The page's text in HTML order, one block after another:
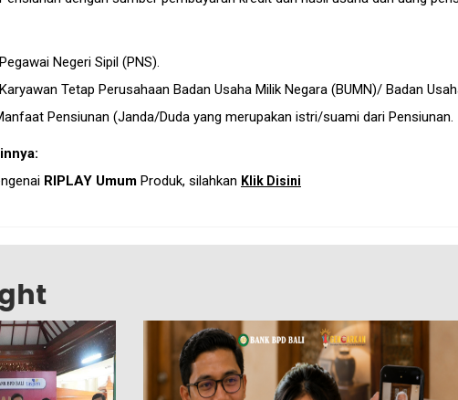
Negeri Sipil (PNS).
Tetap Perusahaan Badan Usaha Milik Negara (BUMN)/ Badan
Pensiunan (Janda/Duda yang merupakan istri/suami dari Pensiunan.
RIPLAY Umum Produk, silahkan Klik Disini